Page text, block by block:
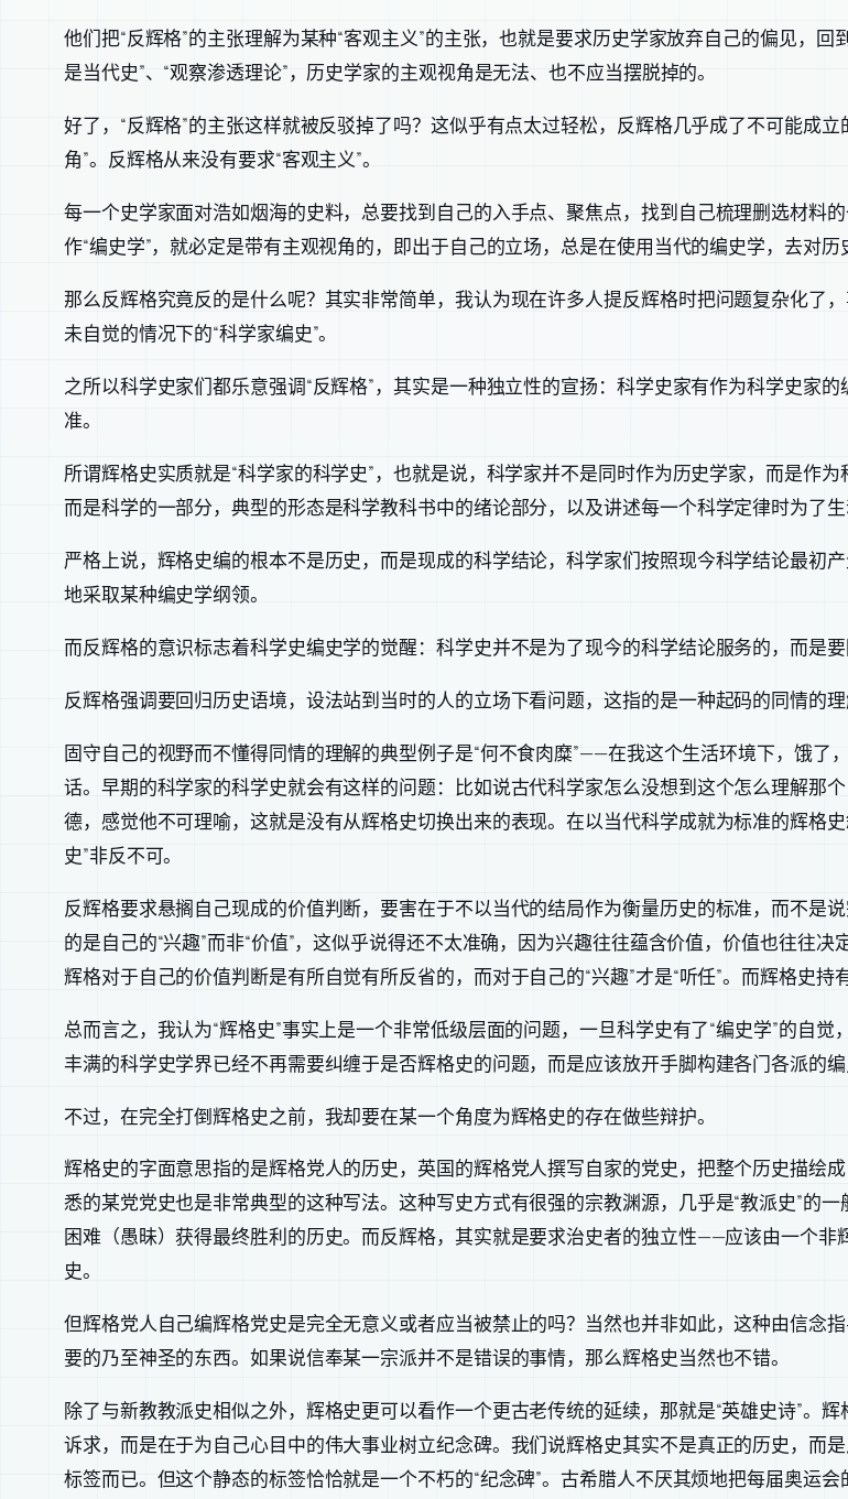
他们把“反辉格”的主张理解为某种“客观主义”的主张，也就是要求历史学家放弃自己的偏见，
是当代史”、“观察渗透理论”，历史学家的主观视角是无法、也不应当摆脱掉的。
好了，“反辉格”的主张这样就被反驳掉了吗？这似乎有点太过轻松，反辉格几乎成了不可能成
角”。反辉格从来没有要求“客观主义”。
每一个史学家面对浩如烟海的史料，总要找到自己的入手点、聚焦点，找到自己梳理删选材料
作“编史学”，就必定是带有主观视角的，即出于自己的立场，总是在使用当代的编史学，去对历
那么反辉格究竟反的是什么呢？其实非常简单，我认为现在许多人提反辉格时把问题复杂化了
未自觉的情况下的“科学家编史”。
之所以科学史家们都乐意强调“反辉格”，其实是一种独立性的宣扬：科学史家有作为科学史家
准。
所谓辉格史实质就是“科学家的科学史”，也就是说，科学家并不是同时作为历史学家，而是作为
而是科学的一部分，典型的形态是科学教科书中的绪论部分，以及讲述每一个科学定律时为了
严格上说，辉格史编的根本不是历史，而是现成的科学结论，科学家们按照现今科学结论最初
地采取某种编史学纲领。
而反辉格的意识标志着科学史编史学的觉醒：科学史并不是为了现今的科学结论服务的，而是要
反辉格强调要回归历史语境，设法站到当时的人的立场下看问题，这指的是一种起码的同情的
固守自己的视野而不懂得同情的理解的典型例子是“何不食肉糜”——在我这个生活环境下，饿
话。早期的科学家的科学史就会有这样的问题：比如说古代科学家怎么没想到这个怎么理解那
德，感觉他不可理喻，这就是没有从辉格史切换出来的表现。在以当代科学成就为标准的辉格
史”非反不可。
反辉格要求悬搁自己现成的价值判断，要害在于不以当代的结局作为衡量历史的标准，而不是
的是自己的“兴趣”而非“价值”，这似乎说得还不太准确，因为兴趣往往蕴含价值，价值也往往
辉格对于自己的价值判断是有所自觉有所反省的，而对于自己的“兴趣”才是“听任”。而辉格史持
总而言之，我认为“辉格史”事实上是一个非常低级层面的问题，一旦科学史有了“编史学”的自
丰满的科学史学界已经不再需要纠缠于是否辉格史的问题，而是应该放开手脚构建各门各派的编
不过，在完全打倒辉格史之前，我却要在某一个角度为辉格史的存在做些辩护。
辉格史的字面意思指的是辉格党人的历史，英国的辉格党人撰写自家的党史，把整个历史描绘
悉的某党党史也是非常典型的这种写法。这种写史方式有很强的宗教渊源，几乎是“教派史”的
困难（愚昧）获得最终胜利的历史。而反辉格，其实就是要求治史者的独立性——应该由一个
史。
但辉格党人自己编辉格党史是完全无意义或者应当被禁止的吗？当然也并非如此，这种由信念
要的乃至神圣的东西。如果说信奉某一宗派并不是错误的事情，那么辉格史当然也不错。
除了与新教教派史相似之外，辉格史更可以看作一个更古老传统的延续，那就是“英雄史诗”。
诉求，而是在于为自己心目中的伟大事业树立纪念碑。我们说辉格史其实不是真正的历史，而
标签而已。但这个静态的标签恰恰就是一个不朽的“纪念碑”。古希腊人不厌其烦地把每届奥运